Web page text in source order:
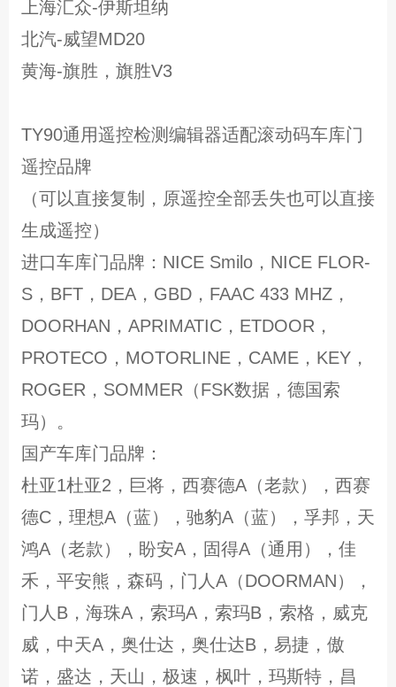
上海汇众-伊斯坦纳
北汽-威望MD20
黄海-旗胜，旗胜V3
TY90通用遥控检测编辑器适配滚动码车库门
遥控品牌
（可以直接复制，原遥控全部丢失也可以直接
生成遥控）
进口车库门品牌：NICE Smilo，NICE FLOR-
S，BFT，DEA，GBD，FAAC 433 MHZ，
DOORHAN，APRIMATIC，ETDOOR，
PROTECO，MOTORLINE，CAME，KEY，
ROGER，SOMMER（FSK数据，德国索
玛）。
国产车库门品牌：
杜亚1杜亚2，巨将，西赛德A（老款），西赛
德C，理想A（蓝），驰豹A（蓝），孚邦，天
鸿A（老款），盼安A，固得A（通用），佳
禾，平安熊，森码，门人A（DOORMAN），
门人B，海珠A，索玛A，索玛B，索格，威克
威，中天A，奥仕达，奥仕达B，易捷，傲
诺，盛达，天山，极速，枫叶，玛斯特，昌